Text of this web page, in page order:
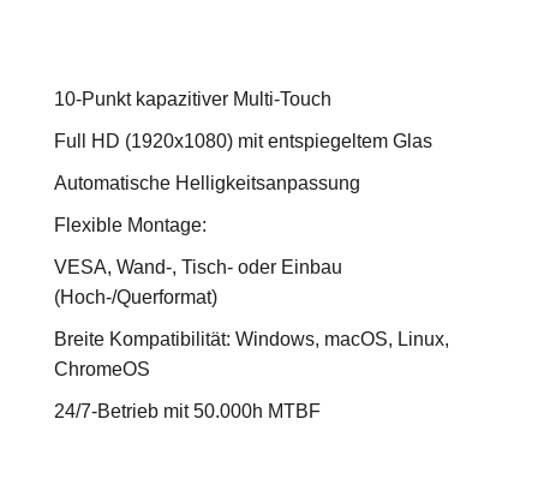
10-Punkt kapazitiver Multi-Touch
Full HD (1920x1080) mit entspiegeltem Glas
Automatische Helligkeitsanpassung
Flexible Montage:
VESA, Wand-, Tisch- oder Einbau
(Hoch-/Querformat)
Breite Kompatibilität: Windows, macOS, Linux,
ChromeOS
24/7-Betrieb mit 50.000h MTBF